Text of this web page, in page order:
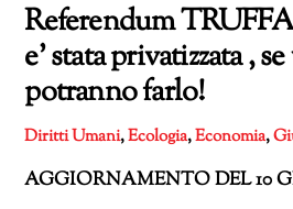
Referendum
e’ stata privatizzata ,
potranno farlo!
Diritti Umani,Ecologia,Economia,
AGGIORNAMENTO DEL 10